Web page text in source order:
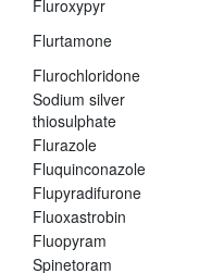
Fluroxypyr
Flurtamone
Flurochloridone
Sodium silver
thiosulphate
Flurazole
Fluquinconazole
Flupyradifurone
Fluoxastrobin
Fluopyram
Spinetoram